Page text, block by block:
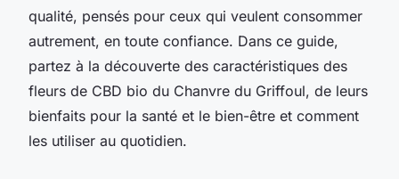
qualité, pensés pour ceux qui veulent consommer
autrement, en toute confiance. Dans ce guide,
partez à la découverte des caractéristiques des
fleurs de CBD bio du Chanvre du Griffoul, de leurs
bienfaits pour la santé et le bien-être et comment
les utiliser au quotidien.